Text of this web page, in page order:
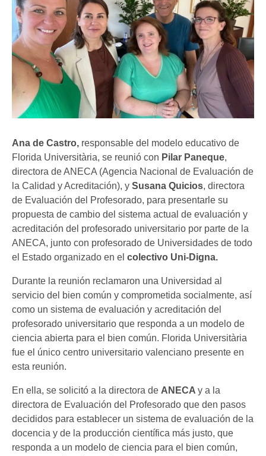
Ana de Castro, responsable del modelo educativo de
Florida Universitària, se reunió con Pilar Paneque,
directora de ANECA (Agencia Nacional de Evaluación de
la Calidad y Acreditación), y Susana Quicios, directora
de Evaluación del Profesorado, para presentarle su
propuesta de cambio del sistema actual de evaluación y
acreditación del profesorado universitario por parte de la
ANECA, junto con profesorado de Universidades de todo
el Estado organizado en el colectivo Uni-Digna.
Durante la reunión reclamaron una Universidad al
servicio del bien común y comprometida socialmente, así
como un sistema de evaluación y acreditación del
profesorado universitario que responda a un modelo de
ciencia abierta para el bien común. Florida Universitària
fue el único centro universitario valenciano presente en
esta reunión.
En ella, se solicitó a la directora de ANECA y a la
directora de Evaluación del Profesorado que den pasos
decididos para establecer un sistema de evaluación de la
docencia y de la producción científica más justo, que
responda a un modelo de ciencia para el bien común,